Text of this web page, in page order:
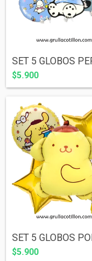
$5.900
$5.900